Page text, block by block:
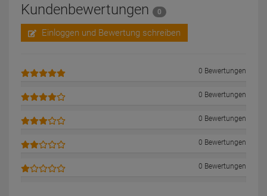
Kundenbewertungen 0
Einloggen und Bewertung schreiben
0 Bewertungen
0 Bewertungen
0 Bewertungen
0 Bewertungen
0 Bewertungen